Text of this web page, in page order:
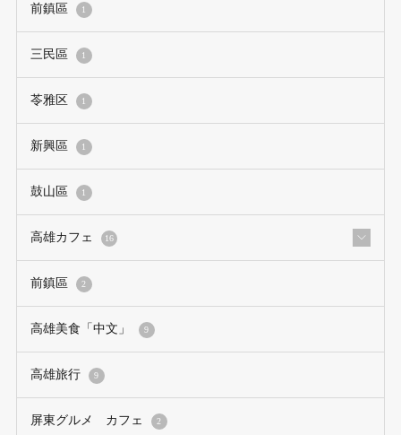
前鎮區 1
三民區 1
苓雅区 1
新興區 1
鼓山區 1
高雄カフェ 16
前鎮區 2
高雄美食「中文」 9
高雄旅行 9
屏東グルメ カフェ 2